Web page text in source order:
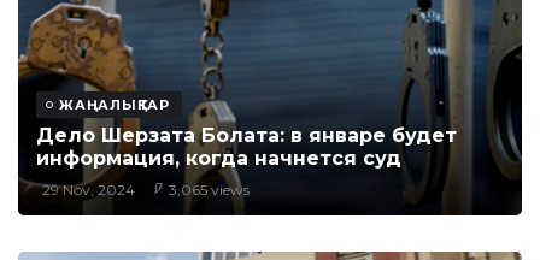
ЖАҢАЛЫҚТАР
Дело Шерзата Болата: в январе будет
информация, когда начнется суд
29 Nov, 2024 3,065 views